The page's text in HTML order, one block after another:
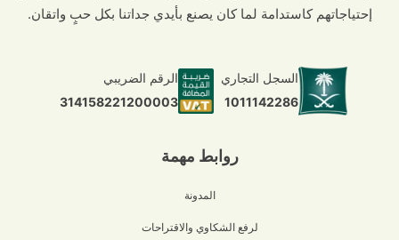
روابط مهمة
المدونة
لرفع الشكاوي والاقتراحات
إحتياجاتهم كاستدامة لما كان يصنع بأيدي جداتنا بكل حبٍ واتقان.
السجل التجاري
1011142286
الرقم الضريبي
314158221200003